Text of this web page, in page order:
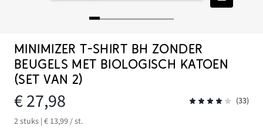
MINIMIZER T-SHIRT BH ZONDER
BEUGELS MET BIOLOGISCH KATOEN
(SET VAN 2)
€ 27,98
(33)
2 stuks | € 13,99 / st.